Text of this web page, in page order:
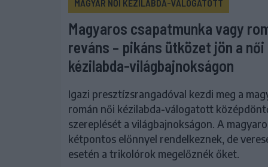
MAGYAR NŐI KÉZILABDA-VÁLOGATOTT
Magyaros csapatmunka vagy
reváns – pikáns ütközet jön a női
kézilabda-világbajnokságon
Igazi presztízsrangadóval kezdi meg a
román női kézilabda-válogatott
szereplését a világbajnokságon. A
kétpontos előnnyel rendelkeznek, de
esetén a trikolórok megelőznék őket.